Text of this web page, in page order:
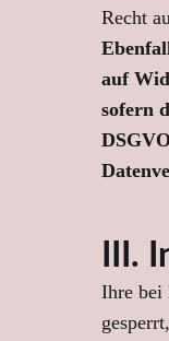
Recht
auf
sofern
III.
Ihre bei